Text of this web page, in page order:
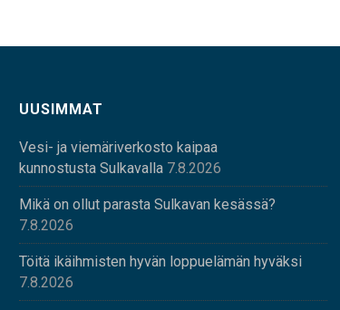
UUSIMMAT
Vesi- ja viemäriverkosto kaipaa
kunnostusta Sulkavalla 7.8.2026
Mikä on ollut parasta Sulkavan kesässä?
7.8.2026
Töitä ikäihmisten hyvän loppuelämän hyväksi
7.8.2026